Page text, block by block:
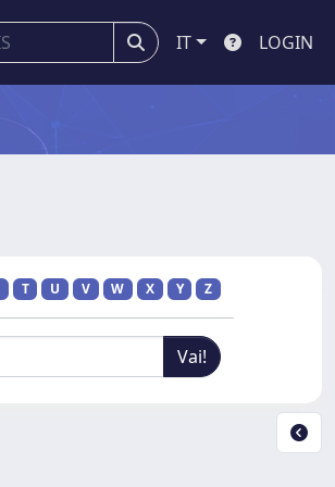
IT LOGIN
T U V W X Y Z